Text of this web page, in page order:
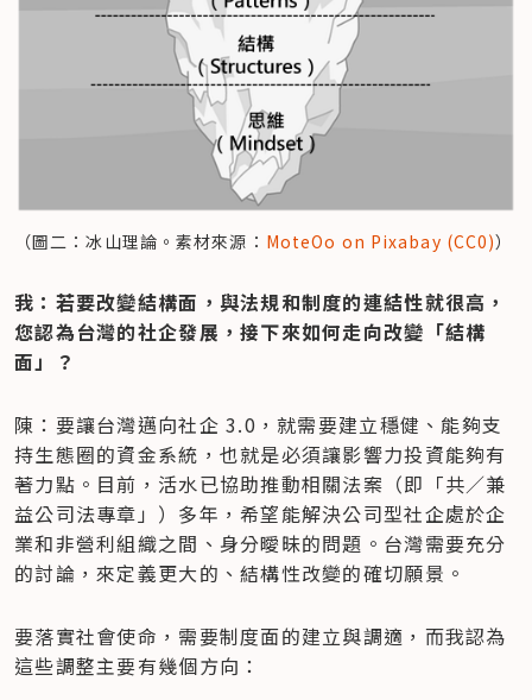
（圖二：冰山理論。素材來源： MoteOo on Pixabay (CC0)）
我：若要改變結構面，與法規和制度的連結性就很高，
您認為台灣的社企發展，接下來如何走向改變「結構
面」？
陳：要讓台灣邁向社企 3.0，就需要建立穩健、能夠支
持生態圈的資金系統，也就是必須讓影響力投資能夠有
著力點。目前，活水已協助推動相關法案（即「共／兼
益公司法專章」）多年，希望能解決公司型社企處於企
業和非營利組織之間、身分曖昧的問題。台灣需要充分
的討論，來定義更大的、結構性改變的確切願景。
要落實社會使命，需要制度面的建立與調適，而我認為
這些調整主要有幾個方向：